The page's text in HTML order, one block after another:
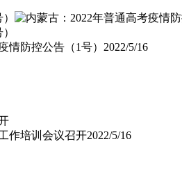
情防控公告（1号） 2022/5/16
作培训会议召开2022/5/16